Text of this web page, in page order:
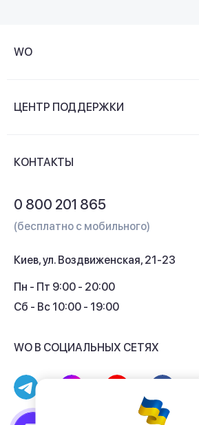
WO
Контакты
ЦЕНТР ПОДДЕРЖКИ
Кэшбек
КОНТАКТЫ
0 800 201 865
(бесплатно с мобильного)
Киев, ул. Воздвиженская, 21-23
Пн - Пт 9:00 - 20:00
Сб - Вс 10:00 - 19:00
WO В СОЦИАЛЬНЫХ СЕТЯХ